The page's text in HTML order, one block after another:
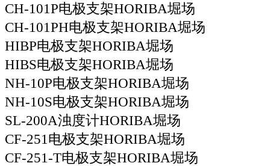
CH-101P电极支架HORIBA堀场
CH-101PH电极支架HORIBA堀场
HIBP电极支架HORIBA堀场
HIBS电极支架HORIBA堀场
NH-10P电极支架HORIBA堀场
NH-10S电极支架HORIBA堀场
SL-200A浊度计HORIBA堀场
CF-251电极支架HORIBA堀场
CF-251-T电极支架HORIBA堀场